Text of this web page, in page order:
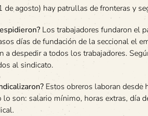
de agosto) hay patrullas de fronteras y
Los trabajadores fundaron el
días de fundación de la seccional el
a despedir a todos los trabajadores.
al sindicato.
Estos obreros laboran desde
lo son: salario mínimo, horas extras, día